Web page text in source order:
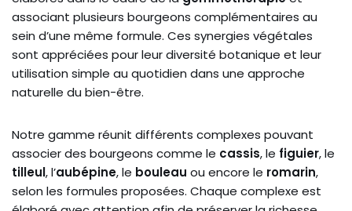
associant plusieurs bourgeons complémentaires au
sein d’une même formule. Ces synergies végétales
sont appréciées pour leur diversité botanique et leur
utilisation simple au quotidien dans une approche
naturelle du bien-être.
Notre gamme réunit différents complexes pouvant
associer des bourgeons comme le cassis, le figuier, le
tilleul, l’aubépine, le bouleau ou encore le romarin,
selon les formules proposées. Chaque complexe est